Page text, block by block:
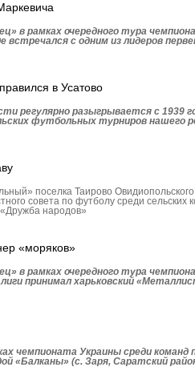
в рамках очередного тура
встречался с одним из лидеров
в Усатово
регулярно разыгрывается с 1939
футбольных турниров нашего
поселка Таи­рово
совета по футболу среди сельских
народов»
«моряков»
в рамках очередного тура
принимал харьковский
чемпионата Украины среди команд
«Балканы» (с. Заря, Саратский